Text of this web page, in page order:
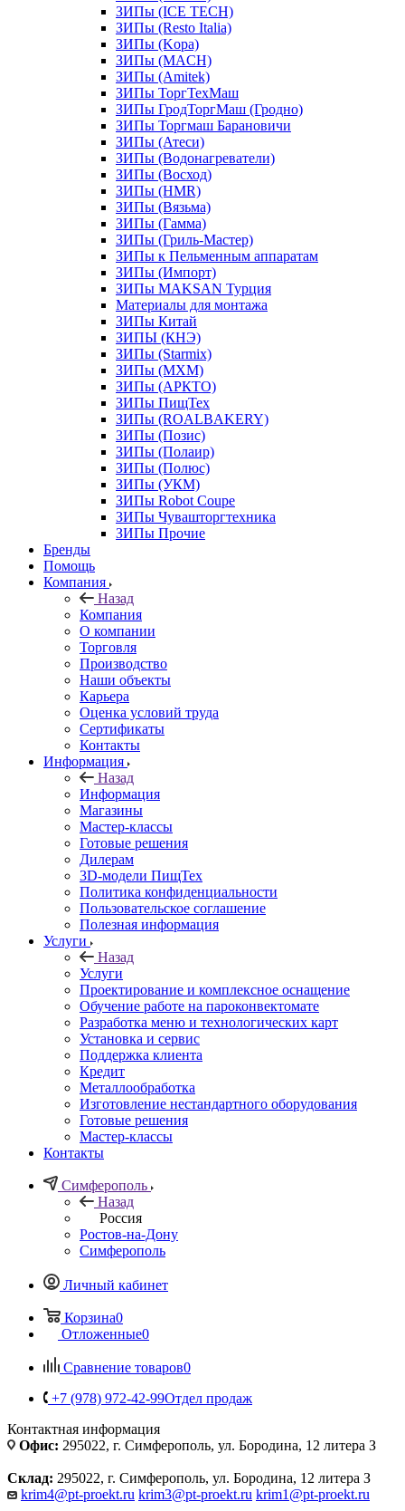
ЗИПы (ICE TECH)
ЗИПы (Resto Italia)
ЗИПы (Kopa)
ЗИПы (MACH)
ЗИПы (Amitek)
ЗИПы ТоргТехМаш
ЗИПы ГродТоргМаш (Гродно)
ЗИПы Торгмаш Барановичи
ЗИПы (Атеси)
ЗИПы (Водонагреватели)
ЗИПы (Восход)
ЗИПы (HMR)
ЗИПы (Вязьма)
ЗИПы (Гамма)
ЗИПы (Гриль-Мастер)
ЗИПы к Пельменным аппаратам
ЗИПы (Импорт)
ЗИПы MAKSAN Турция
Материалы для монтажа
ЗИПы Китай
ЗИПЫ (КНЭ)
ЗИПы (Starmix)
ЗИПы (МХМ)
ЗИПы (АРКТО)
ЗИПы ПищТех
ЗИПы (ROALBAKERY)
ЗИПы (Позис)
ЗИПы (Полаир)
ЗИПы (Полюс)
ЗИПы (УКМ)
ЗИПы Robot Coupe
ЗИПы Чувашторгтехника
ЗИПы Прочие
Бренды
Помощь
Компания
Назад
Компания
О компании
Торговля
Производство
Наши объекты
Карьера
Оценка условий труда
Сертификаты
Контакты
Информация
Назад
Информация
Магазины
Мастер-классы
Готовые решения
Дилерам
3D-модели ПищТех
Политика конфиденциальности
Пользовательское соглашение
Полезная информация
Услуги
Назад
Услуги
Проектирование и комплексное оснащение
Обучение работе на пароконвектомате
Разработка меню и технологических карт
Установка и сервис
Поддержка клиента
Кредит
Металлообработка
Изготовление нестандартного оборудования
Готовые решения
Мастер-классы
Контакты
Симферополь
Назад
Россия
Ростов-на-Дону
Симферополь
Личный кабинет
Корзина0
Отложенные0
Сравнение товаров0
+7 (978) 972-42-99Отдел продаж
Контактная информация
Офис: 295022, г. Симферополь, ул. Бородина, 12 литера З
Склад: 295022, г. Симферополь, ул. Бородина, 12 литера З
krim4@pt-proekt.ru krim3@pt-proekt.ru krim1@pt-proekt.ru